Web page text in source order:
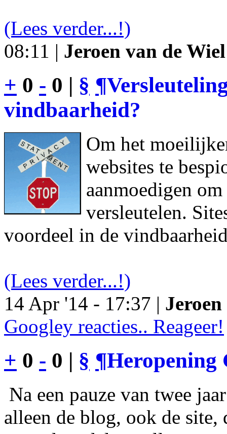
(Lees verder...!)
08:11 | Jeroen van de Wiel
+ 0 - 0 | § ¶
vindbaarheid?
Om het
websites te
aanmoedigen
versleutelen.
voordeel in de
(Lees verder...!)
14 Apr '14 - 17:37 |
Googley reacties.. Reageer!
+ 0 - 0 | § ¶Heropening
Na een pauze van twee
alleen de blog, ook de site,